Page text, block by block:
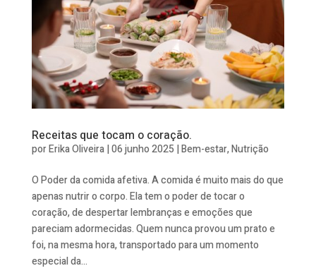
Receitas que tocam o coração.
porErika Oliveira|06 junho 2025 |Bem-estar,Nutrição
O Poder da comida afetiva. A comida é muito mais do que
apenas nutrir o corpo. Ela tem o poder de tocar o
coração, de despertar lembranças e emoções que
pareciam adormecidas. Quem nunca provou um prato e
foi, na mesma hora, transportado para um momento
especial da...